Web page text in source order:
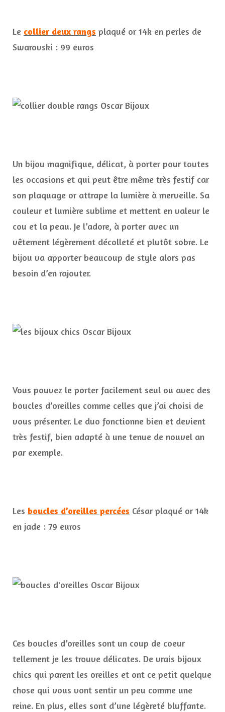
Le collier deux rangs plaqué or 14k en perles de
Swarovski : 99 euros
Un bijou magnifique, délicat, à porter pour toutes
les occasions et qui peut être même très festif car
son plaquage or attrape la lumière à merveille. Sa
couleur et lumière sublime et mettent en valeur le
cou et la peau. Je l’adore, à porter avec un
vêtement légèrement décolleté et plutôt sobre. Le
bijou va apporter beaucoup de style alors pas
besoin d’en rajouter.
Vous pouvez le porter facilement seul ou avec des
boucles d’oreilles comme celles que j’ai choisi de
vous présenter. Le duo fonctionne bien et devient
très festif, bien adapté à une tenue de nouvel an
par exemple.
Les boucles d’oreilles percées César plaqué or 14k
en jade : 79 euros
Ces boucles d’oreilles sont un coup de coeur
tellement je les trouve délicates. De vrais bijoux
chics qui parent les oreilles et ont ce petit quelque
chose qui vous vont sentir un peu comme une
reine. En plus, elles sont d’une légèreté bluffante.